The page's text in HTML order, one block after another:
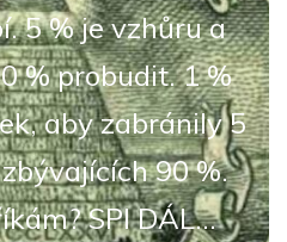
5 % je vzhůru a
% probudit. 1 %
aby zabránily 5
90 %.
SPI DÁL...